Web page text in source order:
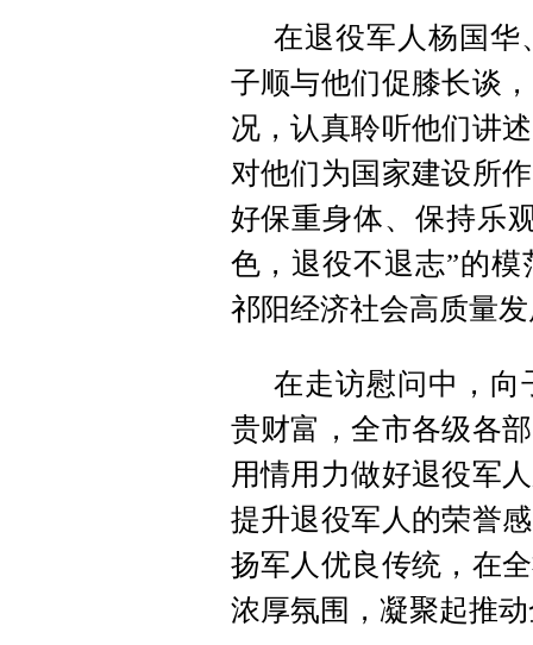
在退役军人杨国华
子顺与他们促膝长谈
况，认真聆听他们讲
对他们为国家建设所
好保重身体、保持乐
色，退役不退志”的
祁阳经济社会高质量
在走访慰问中，向
贵财富，全市各级各
用情用力做好退役军
提升退役军人的荣誉
扬军人优良传统，在
浓厚氛围，凝聚起推